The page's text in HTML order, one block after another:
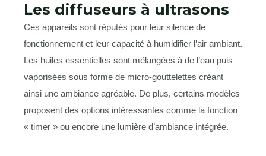
Les diffuseurs à ultrasons
Ces appareils sont réputés pour leur silence de
fonctionnement et leur capacité à humidifier l’air ambiant.
Les huiles essentielles sont mélangées à de l’eau puis
vaporisées sous forme de micro-gouttelettes créant
ainsi une ambiance agréable. De plus, certains modèles
proposent des options intéressantes comme la fonction
« timer » ou encore une lumière d’ambiance intégrée.